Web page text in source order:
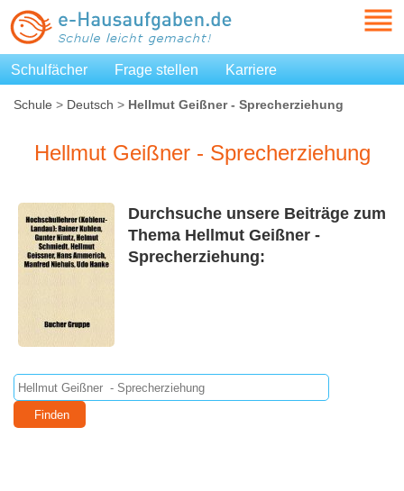
Schulfächer Frage stellen Karriere
Schule > Deutsch > Hellmut Geißner - Sprecherziehung
Hellmut Geißner - Sprecherziehung
Durchsuche unsere Beiträge zum
Thema Hellmut Geißner -
Sprecherziehung: